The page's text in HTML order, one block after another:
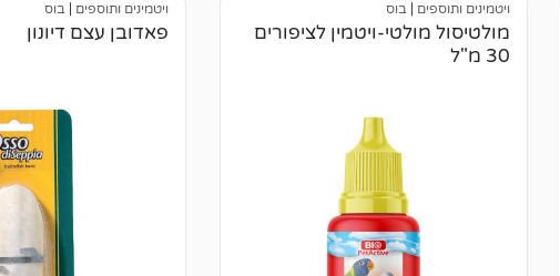
ויטמינים ותוספים |בוס
מולטיסול מולטי-ויטמין לציפורים
30 מ"ל
ויטמינים ותוספים בוס
פאדובן עצם דיונון